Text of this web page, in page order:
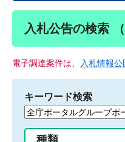
入札公告の検索
電子調達案件は、 入札情報
キーワード検索
検
種類